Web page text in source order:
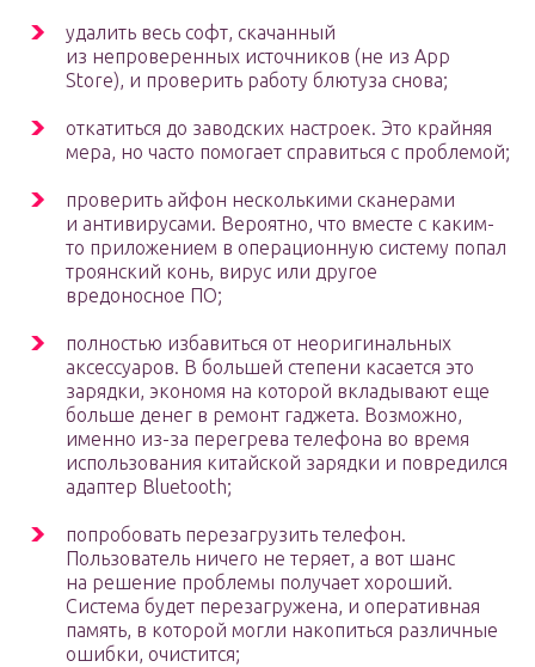
удалить весь софт, скачанный
из непроверенных источников (не из App
Store), и проверить работу блютуза снова;
откатиться до заводских настроек. Это крайняя
мера, но часто помогает справиться с проблемой;
проверить айфон несколькими сканерами
и антивирусами. Вероятно, что вместе с каким-
то приложением в операционную систему попал
троянский конь, вирус или другое
вредоносное ПО;
полностью избавиться от неоригинальных
аксессуаров. В большей степени касается это
зарядки, экономя на которой вкладывают еще
больше денег в ремонт гаджета. Возможно,
именно из-за перегрева телефона во время
использования китайской зарядки и повредился
адаптер Bluetooth;
попробовать перезагрузить телефон.
Пользователь ничего не теряет, а вот шанс
на решение проблемы получает хороший.
Система будет перезагружена, и оперативная
память, в которой могли накопиться различные
ошибки, очистится;